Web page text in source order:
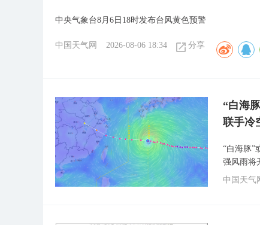
中央气象台8月6日18时发布台风黄色预警
中国天气网 2026-08-06 18:34 分享
“白海
联手冷
“白海豚”
强风雨将
中国天气